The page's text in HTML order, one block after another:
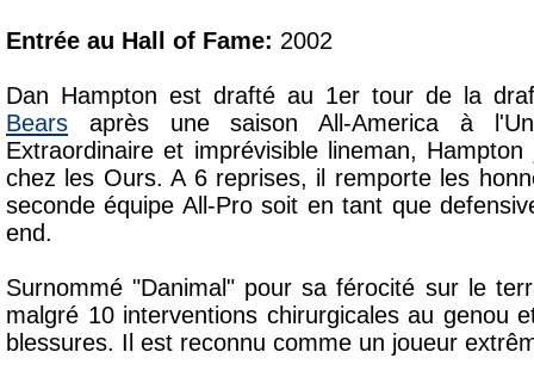
Entrée au Hall of Fame: 2002
Dan Hampton est drafté au 1er tour de la
Bears après une saison All-America à
Extraordinaire et imprévisible lineman,
chez les Ours. A 6 reprises, il remporte les
seconde équipe All-Pro soit en tant que
end.
Surnommé "Danimal" pour sa férocité sur le
malgré 10 interventions chirurgicales au genou
blessures. Il est reconnu comme un joueur